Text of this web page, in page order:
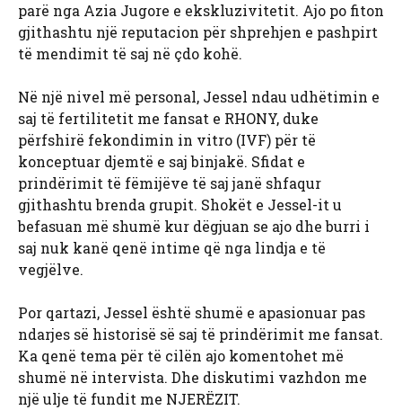
parë nga Azia Jugore e ekskluzivitetit. Ajo po fiton
gjithashtu një reputacion për shprehjen e pashpirt
të mendimit të saj në çdo kohë.
Në një nivel më personal, Jessel ndau udhëtimin e
saj të fertilitetit me fansat e RHONY, duke
përfshirë fekondimin in vitro (IVF) për të
konceptuar djemtë e saj binjakë. Sfidat e
prindërimit të fëmijëve të saj janë shfaqur
gjithashtu brenda grupit. Shokët e Jessel-it u
befasuan më shumë kur dëgjuan se ajo dhe burri i
saj nuk kanë qenë intime që nga lindja e të
vegjëlve.
Por qartazi, Jessel është shumë e apasionuar pas
ndarjes së historisë së saj të prindërimit me fansat.
Ka qenë tema për të cilën ajo komentohet më
shumë në intervista. Dhe diskutimi vazhdon me
një ulje të fundit me NJERËZIT.